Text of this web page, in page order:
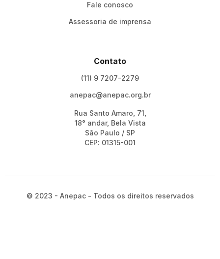
Fale conosco
Assessoria de imprensa
Contato
(11) 9 7207-2279
anepac@anepac.org.br
Rua Santo Amaro, 71,
18° andar, Bela Vista
São Paulo / SP
CEP: 01315-001
© 2023 - Anepac - Todos os direitos reservados